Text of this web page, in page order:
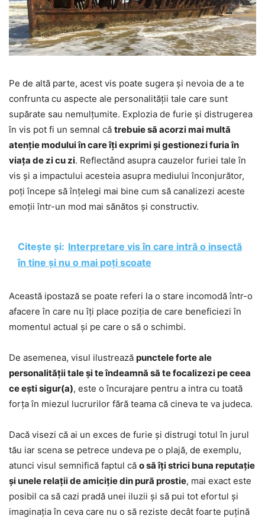
Pe de altă parte, acest vis poate sugera și nevoia de a te
confrunta cu aspecte ale personalității tale care sunt
supărate sau nemulțumite. Explozia de furie și distrugerea
în vis pot fi un semnal că trebuie să acorzi mai multă
atenție modului în care îți exprimi și gestionezi furia în
viața de zi cu zi. Reflectând asupra cauzelor furiei tale în
vis și a impactului acesteia asupra mediului înconjurător,
poți începe să înțelegi mai bine cum să canalizezi aceste
emoții într-un mod mai sănătos și constructiv.
Citește și: Interpretare vis în care intră o insectă
în tine și nu o mai poți scoate
Această ipostază se poate referi la o stare incomodă într-o
afacere în care nu îți place poziția de care beneficiezi în
momentul actual și pe care o să o schimbi.
De asemenea, visul ilustrează punctele forte ale
personalității tale și te îndeamnă să te focalizezi pe ceea
ce ești sigur(a), este o încurajare pentru a intra cu toată
forța în miezul lucrurilor fără teama că cineva te va judeca.
Dacă visezi că ai un exces de furie și distrugi totul în jurul
tău iar scena se petrece undeva pe o plajă, de exemplu,
atunci visul semnifică faptul că o să îți strici buna reputație
și unele relații de amiciție din pură prostie, mai exact este
posibil ca să cazi pradă unei iluzii și să pui tot efortul și
imaginația în ceva care nu o să reziste decât foarte puțină